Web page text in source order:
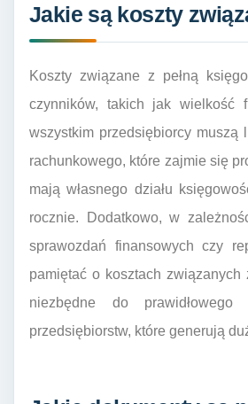
Jakie są koszty
Koszty związane z pełną
czynników, takich jak wielkość
wszystkim przedsiębiorcy
rachunkowego, które zajmie się
mają własnego działu
rocznie. Dodatkowo, w
sprawozdań finansowych czy
pamiętać o kosztach
niezbędne do
przedsiębiorstw, które generują